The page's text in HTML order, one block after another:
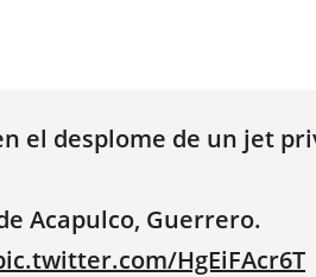
el desplome de un jet
Acapulco, Guerrero.
HgEiFAcr6T